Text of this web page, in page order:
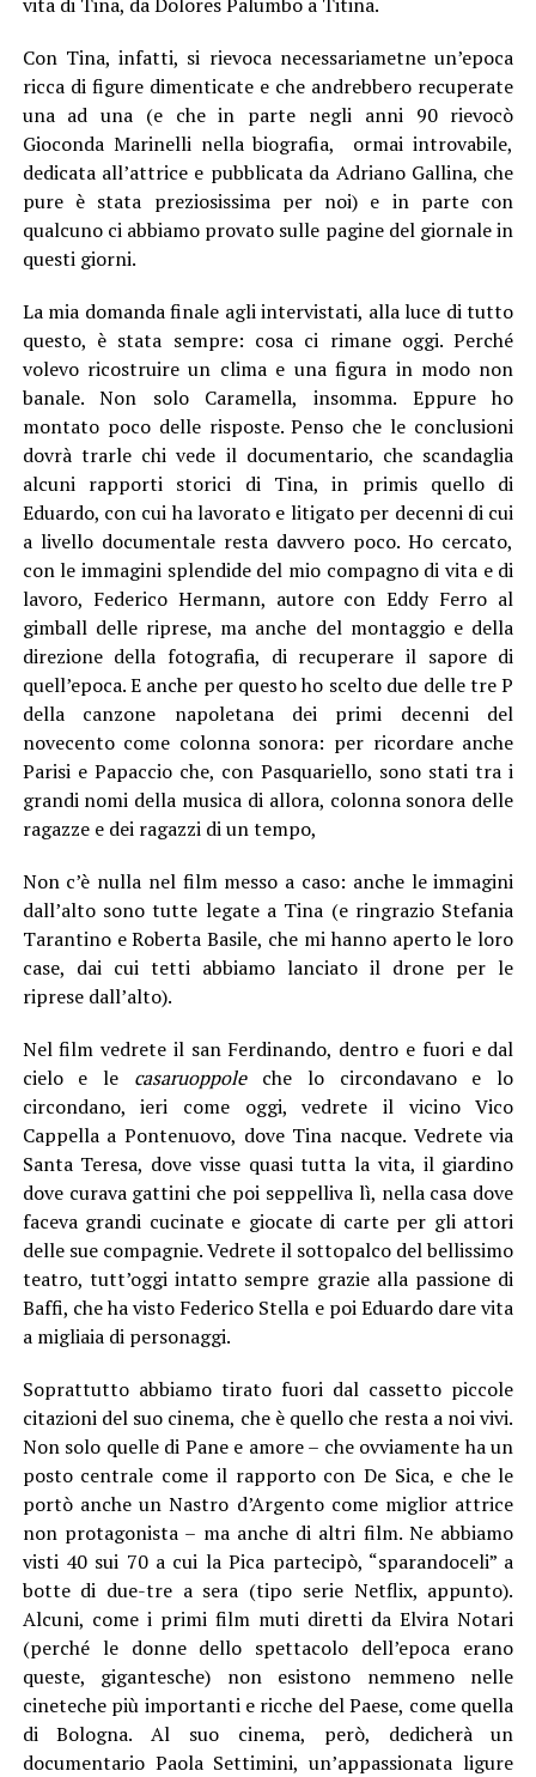
Con Tina, infatti, si rievoca necessariametne un’epoca
ricca di figure dimenticate e che andrebbero recuperate
una ad una (e che in parte negli anni 90 rievocò
Gioconda Marinelli nella biografia, ormai introvabile,
dedicata all’attrice e pubblicata da Adriano Gallina, che
pure è stata preziosissima per noi) e in parte con
qualcuno ci abbiamo provato sulle pagine del giornale in
questi giorni.
La mia domanda finale agli intervistati, alla luce di tutto
questo, è stata sempre: cosa ci rimane oggi. Perché
volevo ricostruire un clima e una figura in modo non
banale. Non solo Caramella, insomma. Eppure ho
montato poco delle risposte. Penso che le conclusioni
dovrà trarle chi vede il documentario, che scandaglia
alcuni rapporti storici di Tina, in primis quello di
Eduardo, con cui ha lavorato e litigato per decenni di cui
a livello documentale resta davvero poco. Ho cercato,
con le immagini splendide del mio compagno di vita e di
lavoro, Federico Hermann, autore con Eddy Ferro al
gimball delle riprese, ma anche del montaggio e della
direzione della fotografia, di recuperare il sapore di
quell’epoca. E anche per questo ho scelto due delle tre P
della canzone napoletana dei primi decenni del
novecento come colonna sonora: per ricordare anche
Parisi e Papaccio che, con Pasquariello, sono stati tra i
grandi nomi della musica di allora, colonna sonora delle
ragazze e dei ragazzi di un tempo,
Non c’è nulla nel film messo a caso: anche le immagini
dall’alto sono tutte legate a Tina (e ringrazio Stefania
Tarantino e Roberta Basile, che mi hanno aperto le loro
case, dai cui tetti abbiamo lanciato il drone per le
riprese dall’alto).
Nel film vedrete il san Ferdinando, dentro e fuori e dal
cielo e le casaruoppoleche lo circondavano e lo
circondano, ieri come oggi, vedrete il vicino Vico
Cappella a Pontenuovo, dove Tina nacque. Vedrete via
Santa Teresa, dove visse quasi tutta la vita, il giardino
dove curava gattini che poi seppelliva lì, nella casa dove
faceva grandi cucinate e giocate di carte per gli attori
delle sue compagnie. Vedrete il sottopalco del bellissimo
teatro, tutt’oggi intatto sempre grazie alla passione di
Baffi, che ha visto Federico Stella e poi Eduardo dare vita
a migliaia di personaggi.
Soprattutto abbiamo tirato fuori dal cassetto piccole
citazioni del suo cinema, che è quello che resta a noi vivi.
Non solo quelle di Pane e amore – che ovviamente ha un
posto centrale come il rapporto con De Sica, e che le
portò anche un Nastro d’Argento come miglior attrice
non protagonista – ma anche di altri film. Ne abbiamo
visti 40 sui 70 a cui la Pica partecipò, “sparandoceli” a
botte di due-tre a sera (tipo serie Netflix, appunto).
Alcuni, come i primi film muti diretti da Elvira Notari
(perché le donne dello spettacolo dell’epoca erano
queste, gigantesche) non esistono nemmeno nelle
cineteche più importanti e ricche del Paese, come quella
di Bologna. Al suo cinema, però, dedicherà un
documentario Paola Settimini, un’appassionata ligure